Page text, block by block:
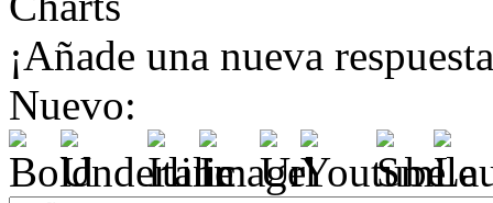
¡Añade una nueva
Nuevo: